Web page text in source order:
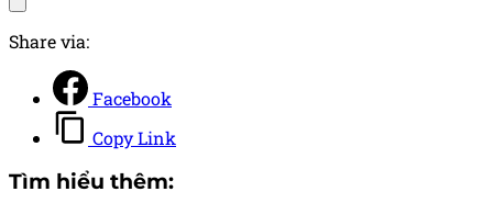
Share via:
Facebook
Copy Link
Tìm hiểu thêm: